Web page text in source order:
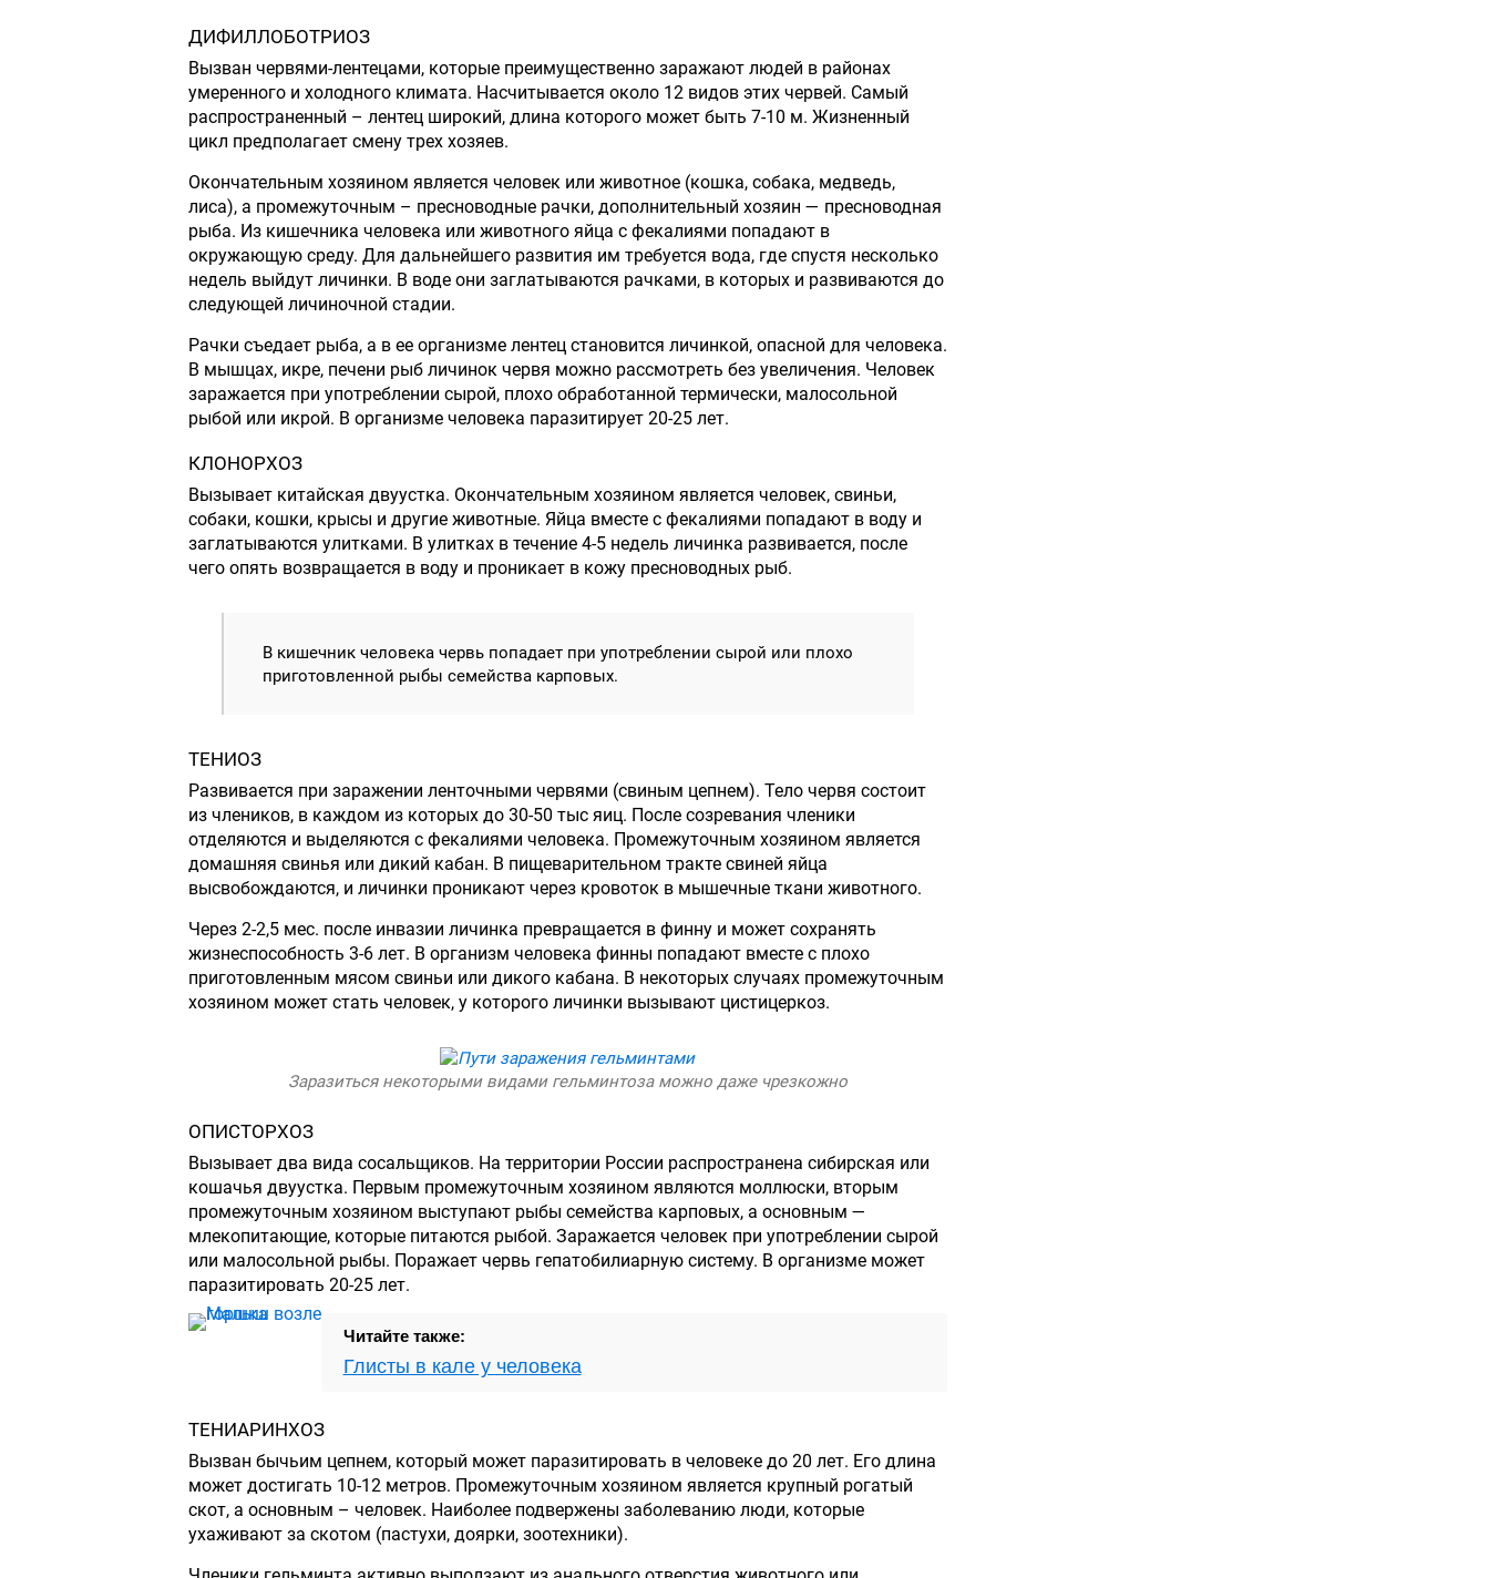
ДИФИЛЛОБОТРИОЗ
Вызван червями-лентецами, которые преимущественно заражают людей в районах
умеренного и холодного климата. Насчитывается около 12 видов этих червей. Самый
распространенный – лентец широкий, длина которого может быть 7-10 м. Жизненный
цикл предполагает смену трех хозяев.
Окончательным хозяином является человек или животное (кошка, собака, медведь,
лиса), а промежуточным – пресноводные рачки, дополнительный хозяин — пресноводная
рыба. Из кишечника человека или животного яйца с фекалиями попадают в
окружающую среду. Для дальнейшего развития им требуется вода, где спустя несколько
недель выйдут личинки. В воде они заглатываются рачками, в которых и развиваются до
следующей личиночной стадии.
Рачки съедает рыба, а в ее организме лентец становится личинкой, опасной для человека.
В мышцах, икре, печени рыб личинок червя можно рассмотреть без увеличения. Человек
заражается при употреблении сырой, плохо обработанной термически, малосольной
рыбой или икрой. В организме человека паразитирует 20-25 лет.
КЛОНОРХОЗ
Вызывает китайская двуустка. Окончательным хозяином является человек, свиньи,
собаки, кошки, крысы и другие животные. Яйца вместе с фекалиями попадают в воду и
заглатываются улитками. В улитках в течение 4-5 недель личинка развивается, после
чего опять возвращается в воду и проникает в кожу пресноводных рыб.
В кишечник человека червь попадает при употреблении сырой или плохо
приготовленной рыбы семейства карповых.
ТЕНИОЗ
Развивается при заражении ленточными червями (свиным цепнем). Тело червя состоит
из члеников, в каждом из которых до 30-50 тыс яиц. После созревания членики
отделяются и выделяются с фекалиями человека. Промежуточным хозяином является
домашняя свинья или дикий кабан. В пищеварительном тракте свиней яйца
высвобождаются, и личинки проникают через кровоток в мышечные ткани животного.
Через 2-2,5 мес. после инвазии личинка превращается в финну и может сохранять
жизнеспособность 3-6 лет. В организм человека финны попадают вместе с плохо
приготовленным мясом свиньи или дикого кабана. В некоторых случаях промежуточным
хозяином может стать человек, у которого личинки вызывают цистицеркоз.
Заразиться некоторыми видами гельминтоза можно даже чрезкожно
ОПИСТОРХОЗ
Вызывает два вида сосальщиков. На территории России распространена сибирская или
кошачья двуустка. Первым промежуточным хозяином являются моллюски, вторым
промежуточным хозяином выступают рыбы семейства карповых, а основным —
млекопитающие, которые питаются рыбой. Заражается человек при употреблении сырой
или малосольной рыбы. Поражает червь гепатобилиарную систему. В организме может
паразитировать 20-25 лет.
Читайте также:
Глисты в кале у человека
ТЕНИАРИНХОЗ
Вызван бычьим цепнем, который может паразитировать в человеке до 20 лет. Его длина
может достигать 10-12 метров. Промежуточным хозяином является крупный рогатый
скот, а основным – человек. Наиболее подвержены заболеванию люди, которые
ухаживают за скотом (пастухи, доярки, зоотехники).